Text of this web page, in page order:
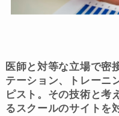
医師と対等な立場で密
テーション、トレーニ
ピスト。その技術と考
るスクールのサイトを